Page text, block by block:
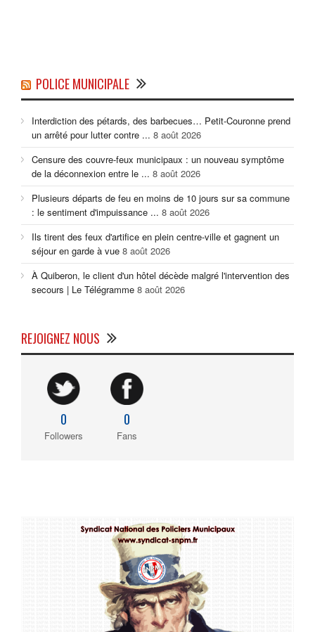
POLICE MUNICIPALE
Interdiction des pétards, des barbecues… Petit-Couronne prend
un arrêté pour lutter contre ... 8 août 2026
Censure des couvre-feux municipaux : un nouveau symptôme
de la déconnexion entre le ... 8 août 2026
Plusieurs départs de feu en moins de 10 jours sur sa commune
: le sentiment d'impuissance ... 8 août 2026
Ils tirent des feux d'artifice en plein centre-ville et gagnent un
séjour en garde à vue 8 août 2026
À Quiberon, le client d'un hôtel décède malgré l'intervention des
secours | Le Télégramme 8 août 2026
REJOIGNEZ NOUS
0
Followers
0
Fans